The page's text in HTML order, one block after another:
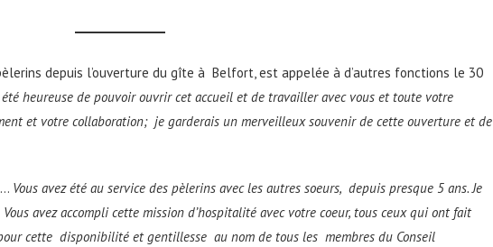
depuis l’ouverture du gîte à Belfort, est appelée à d’autres fonctions le 30
été heureuse de pouvoir ouvrir cet accueil et de travailler avec vous et toute votre
et votre collaboration; je garderais un merveilleux souvenir de cette ouverture et de
Vous avez été au service des pèlerins avec les autres soeurs, depuis presque 5 ans. Je
avez accompli cette mission d’hospitalité avec votre coeur, tous ceux qui ont fait
cette disponibilité et gentillesse au nom de tous les membres du Conseil